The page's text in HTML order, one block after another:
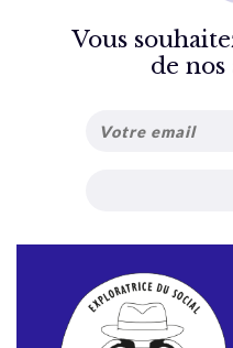
Vous
de nos